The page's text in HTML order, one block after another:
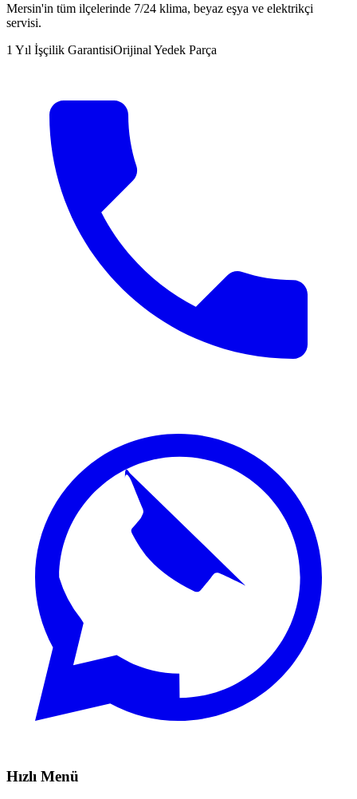
Mersin'in tüm ilçelerinde 7/24 klima, beyaz eşya ve elektrikçi
servisi.
1 Yıl İşçilik GarantisiOrijinal Yedek Parça
Hızlı Menü